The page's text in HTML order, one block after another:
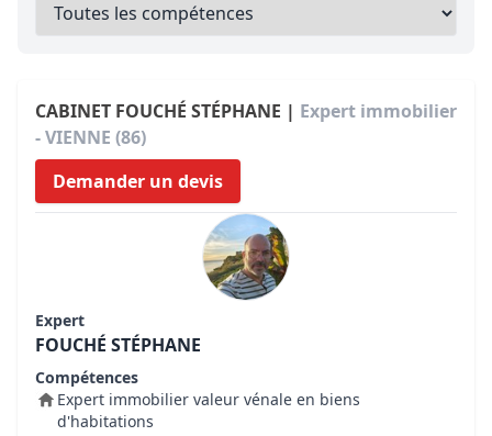
CABINET FOUCHÉ STÉPHANE | Expert immobilier
- VIENNE (86)
Demander un devis
Expert
FOUCHÉ STÉPHANE
Compétences
Expert immobilier valeur vénale en biens
d'habitations